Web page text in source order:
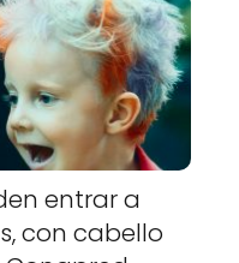
entrar a
con cabello